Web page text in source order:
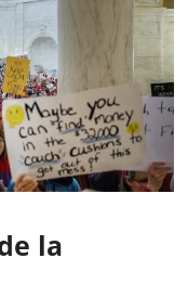
la